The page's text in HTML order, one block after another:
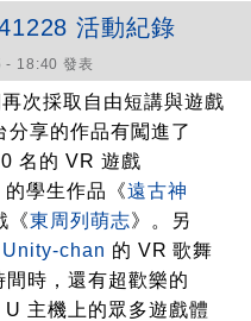
活動紀錄
- 18:40 發表
次採取自由短講與遊戲
分享的作品有闖進了
名的 VR 遊戲
學生作品《遠古神
《東周列萌志》。另
Unity-chan 的 VR 歌舞
時，還有超歡樂的
主機上的眾多遊戲體